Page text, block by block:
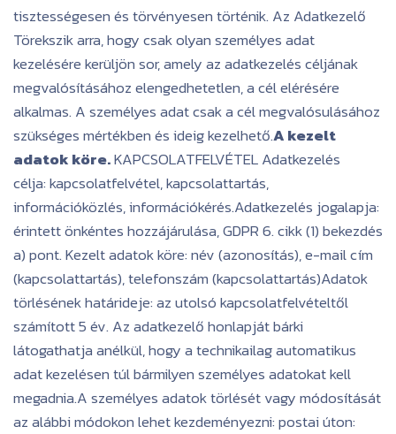
tisztességesen és törvényesen történik. Az Adatkezelő
Törekszik arra, hogy csak olyan személyes adat
kezelésére kerüljön sor, amely az adatkezelés céljának
megvalósításához elengedhetetlen, a cél elérésére
alkalmas. A személyes adat csak a cél megvalósulásához
szükséges mértékben és ideig kezelhető.A kezelt
adatok köre.KAPCSOLATFELVÉTEL Adatkezelés
célja: kapcsolatfelvétel, kapcsolattartás,
információközlés, információkérés.Adatkezelés jogalapja:
érintett önkéntes hozzájárulása, GDPR 6. cikk (1) bekezdés
a) pont. Kezelt adatok köre: név (azonosítás), e-mail cím
(kapcsolattartás), telefonszám (kapcsolattartás)Adatok
törlésének határideje: az utolsó kapcsolatfelvételtől
számított 5 év. Az adatkezelő honlapját bárki
látogathatja anélkül, hogy a technikailag automatikus
adat kezelésen túl bármilyen személyes adatokat kell
megadnia.A személyes adatok törlését vagy módosítását
az alábbi módokon lehet kezdeményezni: postai úton: